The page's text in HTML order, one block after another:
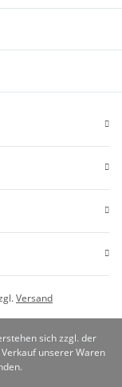
Versand
sich zzgl. der
unserer Waren